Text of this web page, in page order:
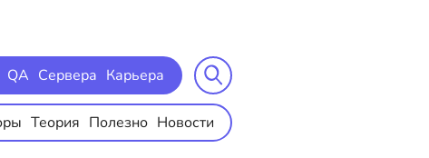
QA Сервера Карьера
Теория Полезно Новости